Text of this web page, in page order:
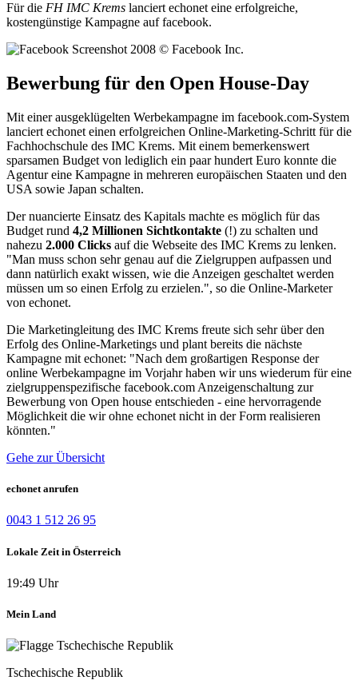
Für die FH IMC Krems lanciert echonet eine erfolgreiche,
kostengünstige Kampagne auf facebook.
Bewerbung für den Open House-Day
Mit einer ausgeklügelten Werbekampagne im facebook.com-System
lanciert echonet einen erfolgreichen Online-Marketing-Schritt für die
Fachhochschule des IMC Krems. Mit einem bemerkenswert
sparsamen Budget von lediglich ein paar hundert Euro konnte die
Agentur eine Kampagne in mehreren europäischen Staaten und den
USA sowie Japan schalten.
Der nuancierte Einsatz des Kapitals machte es möglich für das
Budget rund 4,2 Millionen Sichtkontakte (!) zu schalten und
nahezu 2.000 Clicks auf die Webseite des IMC Krems zu lenken.
"Man muss schon sehr genau auf die Zielgruppen aufpassen und
dann natürlich exakt wissen, wie die Anzeigen geschaltet werden
müssen um so einen Erfolg zu erzielen.", so die Online-Marketer
von echonet.
Die Marketingleitung des IMC Krems freute sich sehr über den
Erfolg des Online-Marketings und plant bereits die nächste
Kampagne mit echonet: "Nach dem großartigen Response der
online Werbekampagne im Vorjahr haben wir uns wiederum für eine
zielgruppenspezifische facebook.com Anzeigenschaltung zur
Bewerbung von Open house entschieden - eine hervorragende
Möglichkeit die wir ohne echonet nicht in der Form realisieren
könnten."
Gehe zur Übersicht
echonet anrufen
0043 1 512 26 95
Lokale Zeit in Österreich
19:49 Uhr
Mein Land
Tschechische Republik